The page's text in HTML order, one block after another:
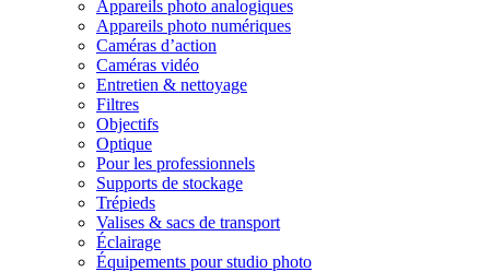
Appareils photo analogiques
Appareils photo numériques
Caméras d’action
Caméras vidéo
Entretien & nettoyage
Filtres
Objectifs
Optique
Pour les professionnels
Supports de stockage
Trépieds
Valises & sacs de transport
Éclairage
Équipements pour studio photo